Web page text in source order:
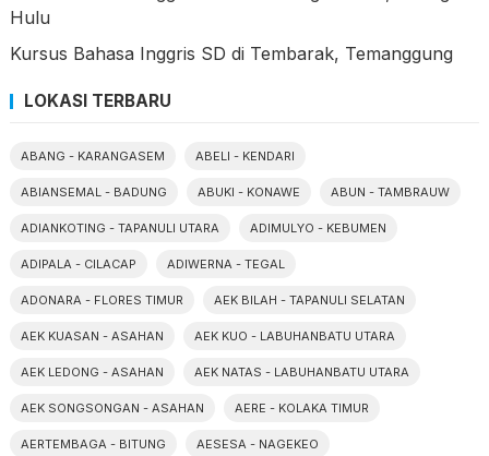
Hulu
Kursus Bahasa Inggris SD di Tembarak, Temanggung
LOKASI TERBARU
ABANG - KARANGASEM ABELI - KENDARI
ABIANSEMAL - BADUNG ABUKI - KONAWE ABUN - TAMBRAUW
ADIANKOTING - TAPANULI UTARA ADIMULYO - KEBUMEN
ADIPALA - CILACAP ADIWERNA - TEGAL
ADONARA - FLORES TIMUR AEK BILAH - TAPANULI SELATAN
AEK KUASAN - ASAHAN AEK KUO - LABUHANBATU UTARA
AEK LEDONG - ASAHAN AEK NATAS - LABUHANBATU UTARA
AEK SONGSONGAN - ASAHAN AERE - KOLAKA TIMUR
AERTEMBAGA - BITUNG AESESA - NAGEKEO